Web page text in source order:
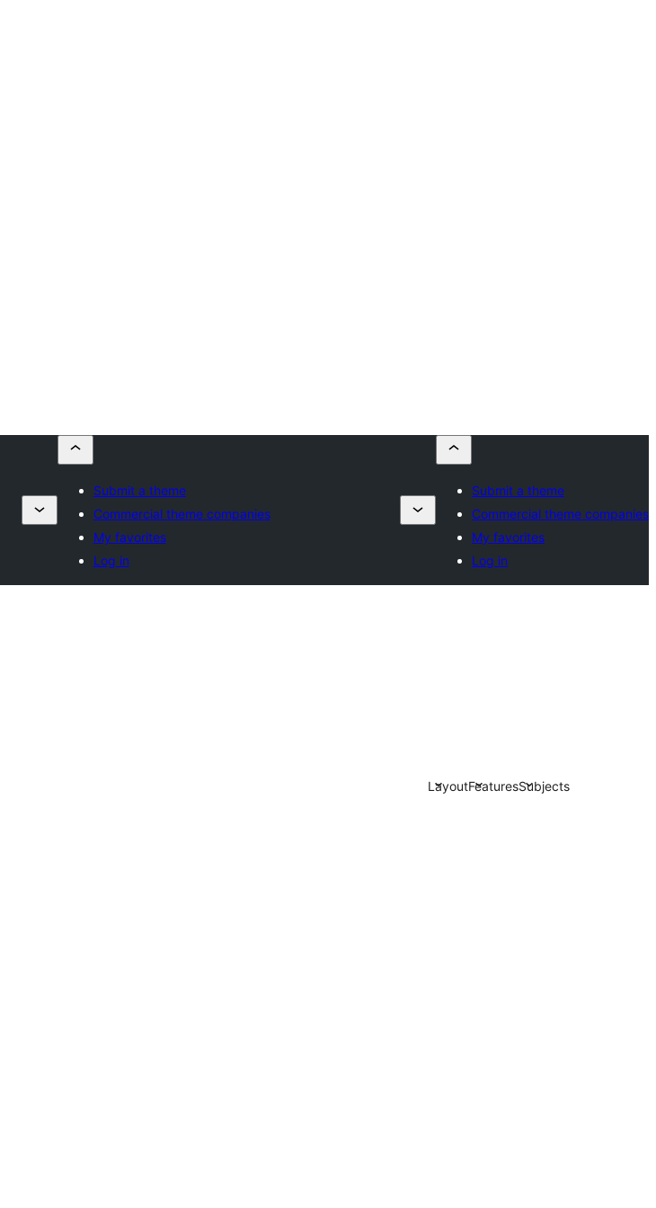
Submit a theme
Commercial theme companies
My favorites
Log in
Submit a theme
Commercial theme companies
My favorites
Log in
LayoutFeaturesSubjects